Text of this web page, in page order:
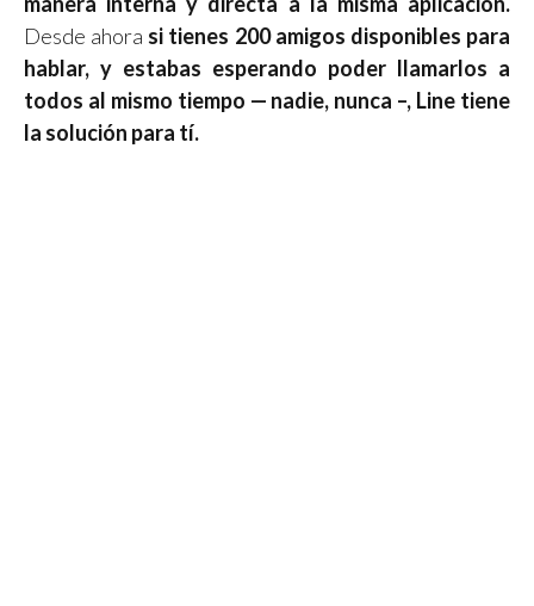
Desde ahora si tienes 200 amigos disponibles para
hablar, y estabas esperando poder llamarlos a
todos al mismo tiempo — nadie, nunca –, Line tiene
la solución para tí.